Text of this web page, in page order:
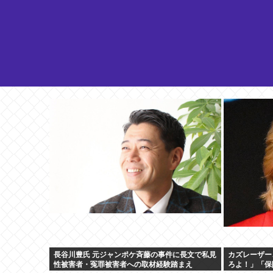
長谷川豊氏 元ジャンポケ斉藤の事件に長文で私見
性被害者・冤罪被害者への取材経験踏まえ
カズレーザ
ろよ！」「